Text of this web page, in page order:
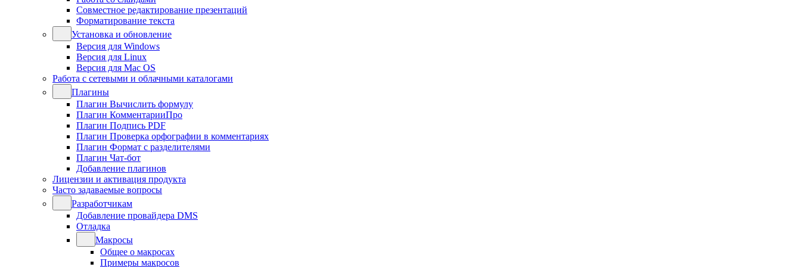
Совместное редактирование презентаций
Форматирование текста
Установка и обновление
Версия для Windows
Версия для Linux
Версия для Mac OS
Работа с сетевыми и облачными каталогами
Плагины
Плагин Вычислить формулу
Плагин КомментарииПро
Плагин Подпись PDF
Плагин Проверка орфографии в комментариях
Плагин Формат с разделителями
Плагин Чат-бот
Добавление плагинов
Лицензии и активация продукта
Часто задаваемые вопросы
Разработчикам
Добавление провайдера DMS
Отладка
Макросы
Общее о макросах
Примеры макросов